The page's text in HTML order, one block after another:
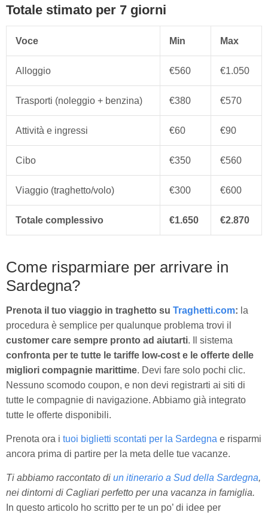
Totale stimato per 7 giorni
Voce Min Max
Alloggio €560 €1.050
Trasporti (noleggio + benzina) €380 €570
Attività e ingressi €60 €90
Cibo €350 €560
Viaggio (traghetto/volo) €300 €600
Totale complessivo €1.650 €2.870
Come risparmiare per arrivare in
Sardegna?
Prenota il tuo viaggio in traghetto su Traghetti.com: la
procedura è semplice per qualunque problema trovi il
customer care sempre pronto ad aiutarti. Il sistema
confronta per te tutte le tariffe low-cost e le offerte delle
migliori compagnie marittime. Devi fare solo pochi clic.
Nessuno scomodo coupon, e non devi registrarti ai siti di
tutte le compagnie di navigazione. Abbiamo già integrato
tutte le offerte disponibili.
Prenota ora i tuoi biglietti scontati per la Sardegna e risparmi
ancora prima di partire per la meta delle tue vacanze.
Ti abbiamo raccontato di un itinerario a Sud della Sardegna,
nei dintorni di Cagliari perfetto per una vacanza in famiglia.
In questo articolo ho scritto per te un po’ di idee per